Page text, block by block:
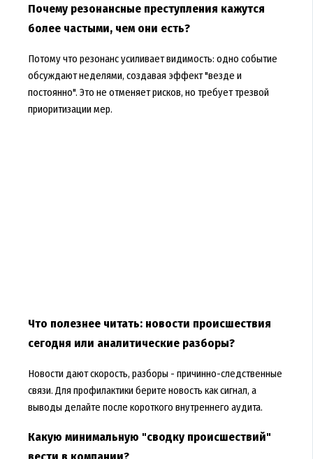
Почему резонансные преступления кажутся
более частыми, чем они есть?
Потому что резонанс усиливает видимость: одно событие
обсуждают неделями, создавая эффект "везде и
постоянно". Это не отменяет рисков, но требует трезвой
приоритизации мер.
Что полезнее читать: новости происшествия
сегодня или аналитические разборы?
Новости дают скорость, разборы - причинно-следственные
связи. Для профилактики берите новость как сигнал, а
выводы делайте после короткого внутреннего аудита.
Какую минимальную "сводку происшествий"